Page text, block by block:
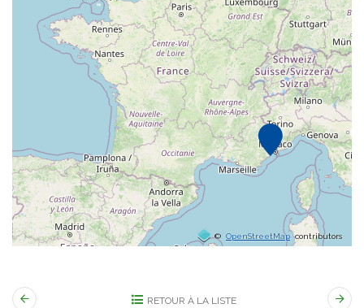
© OpenStreetMap contributors
RETOUR À LA LISTE